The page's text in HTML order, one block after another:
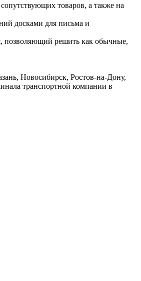
товаров, а также на
досками для письма и
позволяющий решить как обычные,
Новосибирск, Ростов-на-Дону,
транспортной компании в